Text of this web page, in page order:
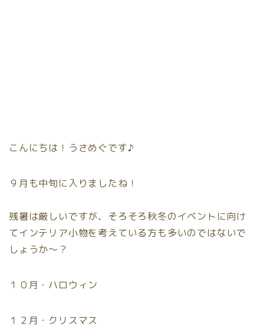
こんにちは！うさめぐです♪
９月も中旬に入りましたね！
残暑は厳しいですが、そろそろ秋冬のイベントに向け
てインテリア小物を考えている方も多いのではないで
しょうか〜？
１０月・ハロウィン
１２月・クリスマス